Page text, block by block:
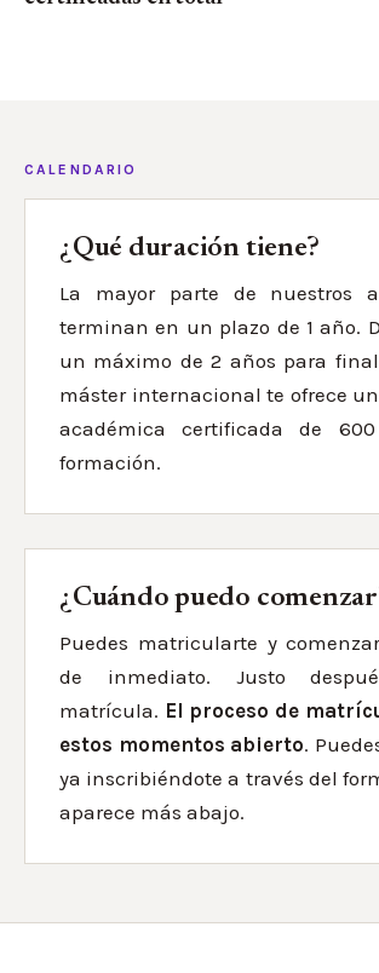
CALENDARIO
¿Qué duración tiene?
La mayor parte de nuestros
terminan en un plazo de 1 año.
un máximo de 2 años para
máster internacional te ofrece
académica certificada de
formación.
¿Cuándo puedo
Puedes matricularte y
de inmediato. Justo
matrícula. El proceso de
estos momentos abierto.
ya inscribiéndote a través del
aparece más abajo.